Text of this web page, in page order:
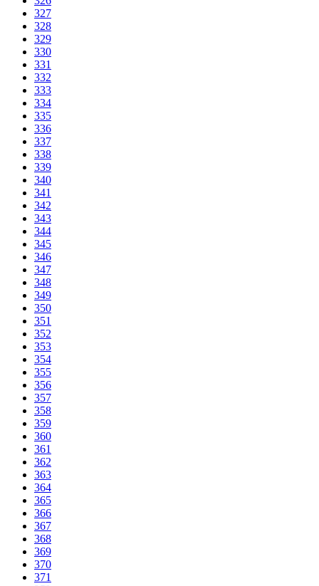
327
328
329
330
331
332
333
334
335
336
337
338
339
340
341
342
343
344
345
346
347
348
349
350
351
352
353
354
355
356
357
358
359
360
361
362
363
364
365
366
367
368
369
370
371